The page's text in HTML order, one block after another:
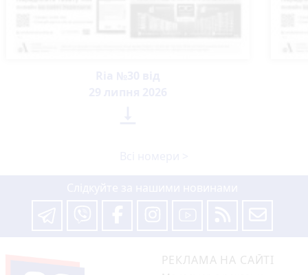
РЕКЛАМА НА САЙТІ